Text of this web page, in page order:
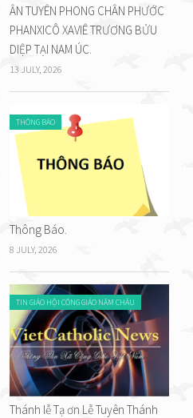
ÂN TUYÊN PHONG CHÂN PHƯỚC
PHANXICÔ XAVIÊ TRƯƠNG BỬU
DIỆP TẠI NAM ÚC.
13 JULY, 2026
THÔNG BÁO
Thông Báo.
8 JULY, 2026
TIN GIÁO HỘI CÔNG GIÁO NĂM CHÂU
Thánh lễ Tạ ơn Lễ Tuyên Thánh